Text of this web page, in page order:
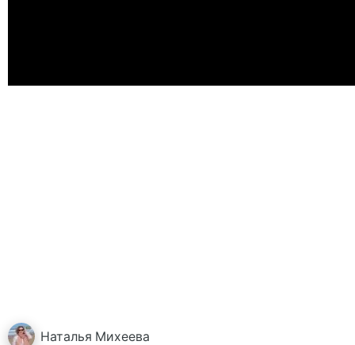
Наталья Михеева